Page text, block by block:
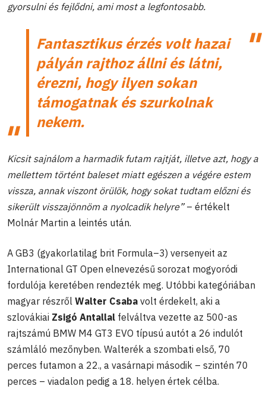
gyorsulni és fejlődni, ami most a legfontosabb.
Fantasztikus érzés volt hazai
pályán rajthoz állni és látni,
érezni, hogy ilyen sokan
támogatnak és szurkolnak
nekem.
Kicsit sajnálom a harmadik futam rajtját, illetve azt, hogy a
mellettem történt baleset miatt egészen a végére estem
vissza, annak viszont örülök, hogy sokat tudtam előzni és
sikerült visszajönnöm a nyolcadik helyre”– értékelt
Molnár Martin a leintés után.
A GB3 (gyakorlatilag brit Formula–3) versenyeit az
International GT Open elnevezésű sorozat mogyoródi
fordulója keretében rendezték meg. Utóbbi kategóriában
magyar részről Walter Csaba volt érdekelt, aki a
szlovákiai Zsigó Antallal felváltva vezette az 500-as
rajtszámú BMW M4 GT3 EVO típusú autót a 26 indulót
számláló mezőnyben. Walterék a szombati első, 70
perces futamon a 22., a vasárnapi második – szintén 70
perces – viadalon pedig a 18. helyen értek célba.